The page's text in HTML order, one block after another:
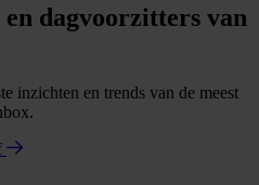
dagvoorzitters van
inzichten en trends van de meest